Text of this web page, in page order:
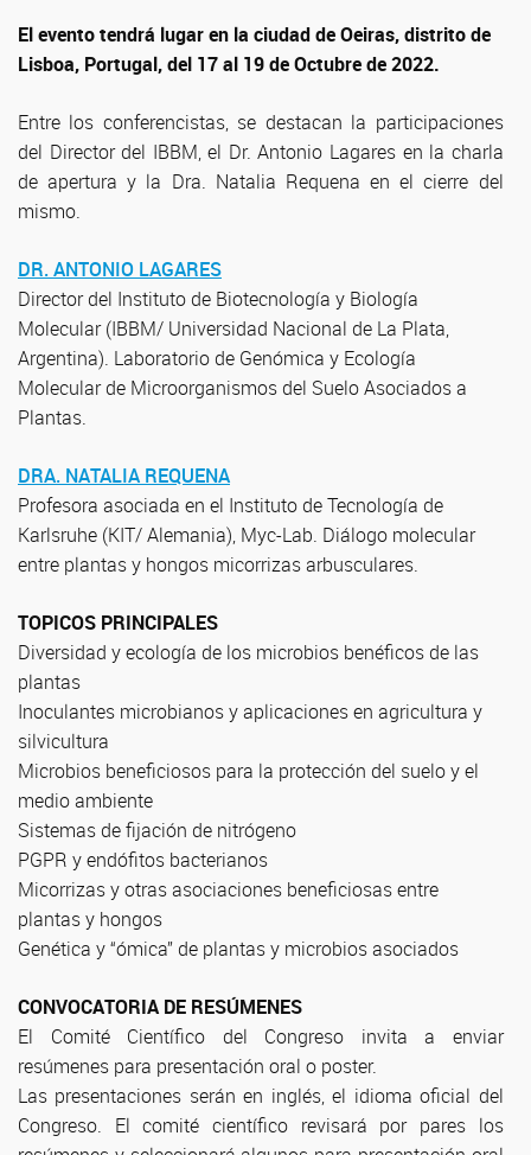
El evento tendrá lugar en la ciudad de Oeiras, distrito de
Lisboa, Portugal, del 17 al 19 de Octubre de 2022.
Entre los conferencistas, se destacan la participaciones
del Director del IBBM, el Dr. Antonio Lagares en la charla
de apertura y la Dra. Natalia Requena en el cierre del
mismo.
DR. ANTONIO LAGARES
Director del Instituto de Biotecnología y Biología
Molecular (IBBM/ Universidad Nacional de La Plata,
Argentina). Laboratorio de Genómica y Ecología
Molecular de Microorganismos del Suelo Asociados a
Plantas.
DRA. NATALIA REQUENA
Profesora asociada en el Instituto de Tecnología de
Karlsruhe (KIT/ Alemania), Myc-Lab. Diálogo molecular
entre plantas y hongos micorrizas arbusculares.
TOPICOS PRINCIPALES
Diversidad y ecología de los microbios benéficos de las
plantas
Inoculantes microbianos y aplicaciones en agricultura y
silvicultura
Microbios beneficiosos para la protección del suelo y el
medio ambiente
Sistemas de fijación de nitrógeno
PGPR y endófitos bacterianos
Micorrizas y otras asociaciones beneficiosas entre
plantas y hongos
Genética y “ómica” de plantas y microbios asociados
CONVOCATORIA DE RESÚMENES
El Comité Científico del Congreso invita a enviar
resúmenes para presentación oral o poster.
Las presentaciones serán en inglés, el idioma oficial del
Congreso. El comité científico revisará por pares los